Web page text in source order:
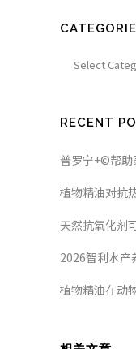
RECENT
普罗宁+©帮助
植物精油对抗
天然抗氧化剂
2026智利水产
植物精油在动